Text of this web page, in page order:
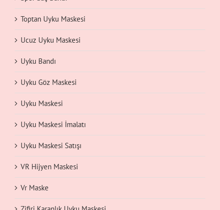
Toptan Uyku Maskesi
Ucuz Uyku Maskesi
Uyku Bandı
Uyku Göz Maskesi
Uyku Maskesi
Uyku Maskesi İmalatı
Uyku Maskesi Satışı
VR Hijyen Maskesi
Vr Maske